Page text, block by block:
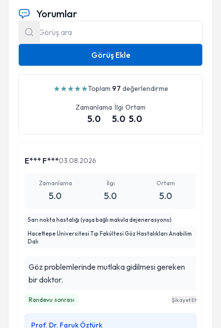
Yorumlar
Görüş Ekle
★★★★★Toplam 97 değerlendirme
Zamanlama
5.0
İlgi
5.0
Ortam
5.0
E*** F***03.08.2026
Zamanlama
5.0
İlgi
5.0
Ortam
5.0
Sarı nokta hastalığı (yaşa bağlı makula dejenerasyonu)
Hacettepe Üniversitesi Tıp Fakültesi Göz Hastalıkları Anabilim
Dalı
Göz problemlerinde mutlaka gidilmesi gereken
bir doktor.
Randevu sonrası Şikayet Et
Prof. Dr. Faruk Öztürk